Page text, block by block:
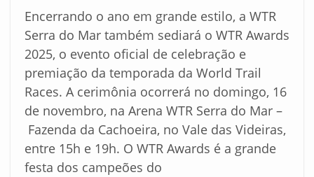
Encerrando o ano em grande estilo, a WTR
Serra do Mar também sediará o WTR Awards
2025, o evento oficial de celebração e
premiação da temporada da World Trail
Races. A cerimônia ocorrerá no domingo, 16
de novembro, na Arena WTR Serra do Mar –
Fazenda da Cachoeira, no Vale das Videiras,
entre 15h e 19h. O WTR Awards é a grande
festa dos campeões do